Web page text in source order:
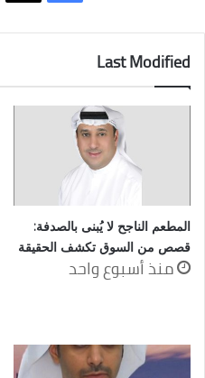
Last Modified
المطعم الناجح لا يُبنى بالصدفة:
قصص من السوق تكشف الحقيقة
منذ أسبوع واحد